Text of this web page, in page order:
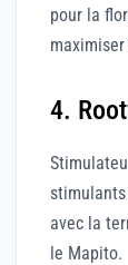
pour la
4.
avec la
le Mapito.